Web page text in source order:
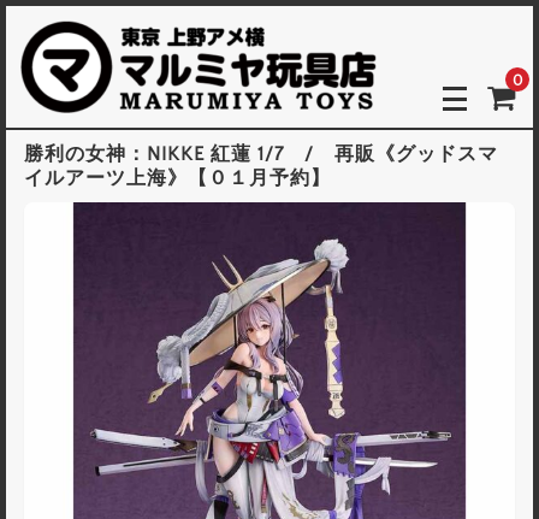
0
勝利の女神：NIKKE 紅蓮 1/7 / 再販《グッドスマ
イルアーツ上海》【０１月予約】